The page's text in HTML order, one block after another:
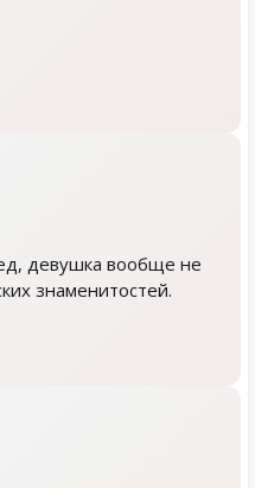
девушка вообще не
знаменитостей.